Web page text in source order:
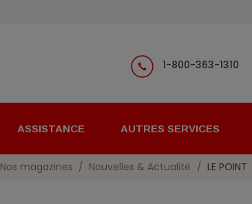
1-800-363-1310
ASSISTANCE AUTRES SERVICES
Nos magazines Nouvelles & Actualité LE POINT